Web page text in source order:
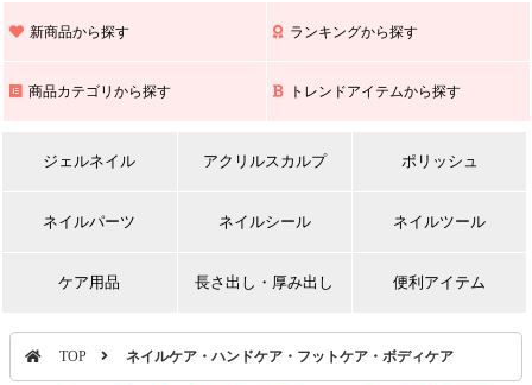
また､ 九州全域でお荷物のお届けに遅延が生じております｡
新商品から探す ランキングから探す
商品カテゴリから探す トレンドアイテムから探す
ジェルネイル アクリルスカルプ ポリッシュ
ネイルパーツ ネイルシール ネイルツール
ケア用品 長さ出し・厚み出し 便利アイテム
TOP ネイルケア・ハンドケア・フットケア・ボディケア